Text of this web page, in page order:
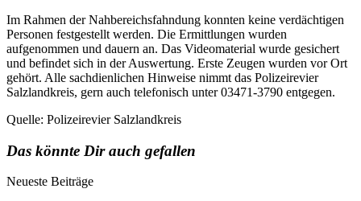
Im Rahmen der Nahbereichsfahndung konnten keine verdächtigen
Personen festgestellt werden. Die Ermittlungen wurden
aufgenommen und dauern an. Das Videomaterial wurde gesichert
und befindet sich in der Auswertung. Erste Zeugen wurden vor Ort
gehört. Alle sachdienlichen Hinweise nimmt das Polizeirevier
Salzlandkreis, gern auch telefonisch unter 03471-3790 entgegen.
Quelle: Polizeirevier Salzlandkreis
Das könnte Dir auch gefallen
Neueste Beiträge